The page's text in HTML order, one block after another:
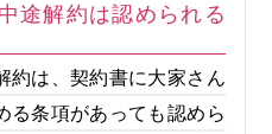
途解約は認められる
約は、契約書に大家さん
る条項があっても認めら